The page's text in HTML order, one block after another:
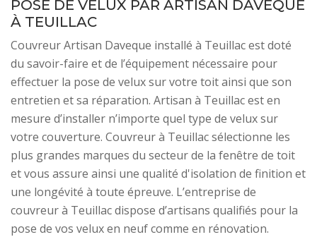
POSE DE VELUX PAR ARTISAN DAVEQUE
À TEUILLAC
Couvreur Artisan Daveque installé à Teuillac est doté
du savoir-faire et de l’équipement nécessaire pour
effectuer la pose de velux sur votre toit ainsi que son
entretien et sa réparation. Artisan à Teuillac est en
mesure d’installer n’importe quel type de velux sur
votre couverture. Couvreur à Teuillac sélectionne les
plus grandes marques du secteur de la fenêtre de toit
et vous assure ainsi une qualité d'isolation de finition et
une longévité à toute épreuve. L’entreprise de
couvreur à Teuillac dispose d’artisans qualifiés pour la
pose de vos velux en neuf comme en rénovation.